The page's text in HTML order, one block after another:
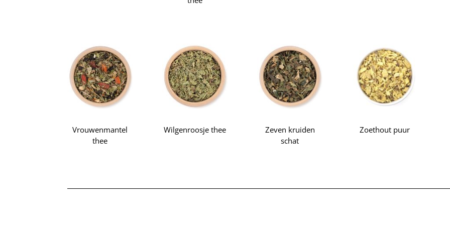
Vrouwenmantel
thee
Wilgenroosje thee
Zeven kruiden
schat
Zoethout puur